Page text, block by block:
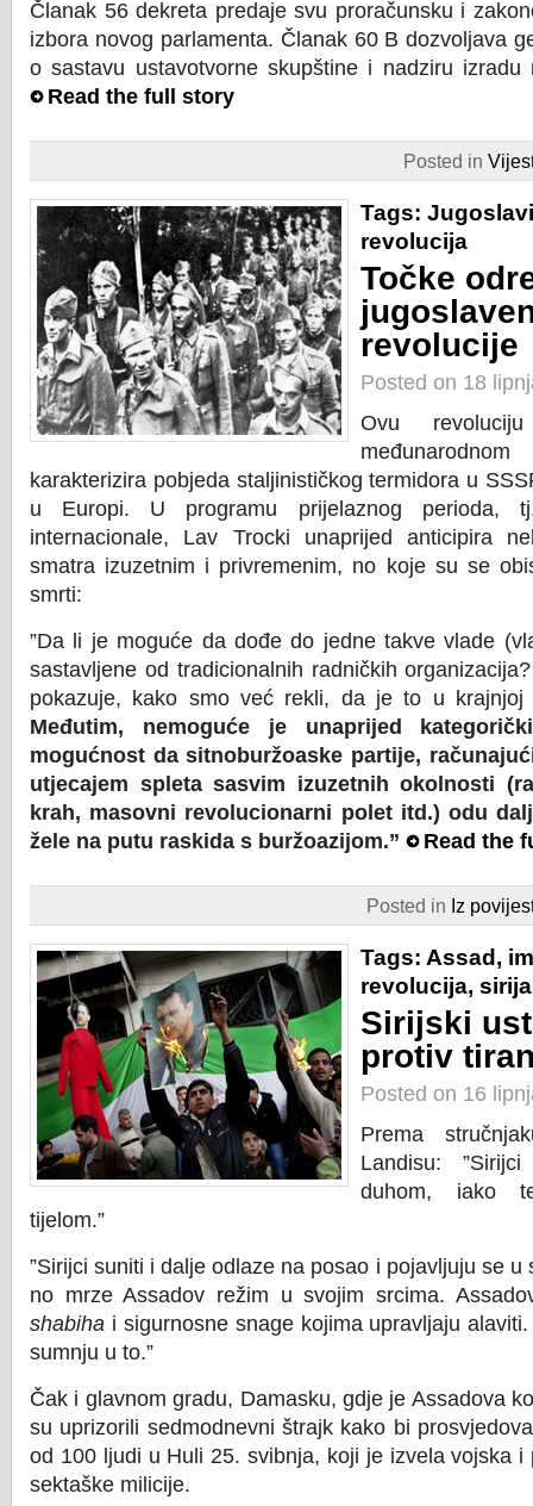
Članak 56 dekreta predaje svu proračunsku i
izbora novog parlamenta. Članak 60 B dozvoljava
o sastavu ustavotvorne skupštine i nadziru izradu
Read the full story
Posted in
Tags:
revolucija
Točke
revolucije
Posted on 18
Ovu
karakterizira pobjeda staljinističkog termidora u
u Europi. U programu prijelaznog perioda,
internacionale, Lav Trocki unaprijed anticipira
smatra izuzetnim i privremenim, no koje su se
smrti:
”Da li je moguće da dođe do jedne takve vlade
sastavljene od tradicionalnih radničkih
pokazuje, kako smo već rekli, da je to u krajnjoj
Međutim, nemoguće je unaprijed
mogućnost da sitnoburžoaske partije,
utjecajem spleta sasvim izuzetnih okolnosti
krah, masovni revolucionarni polet itd.) odu
žele na putu raskida s buržoazijom.”
Read the
Posted in Iz
Tags: Assad ,
revolucija, sirija
Sirijski
protiv
Posted on 16
Prema
Landisu:
duhom, iako
tijelom.”
”Sirijci suniti i dalje odlaze na posao i pojavljuju se u
no mrze Assadov režim u svojim srcima.
shabiha i sigurnosne snage kojima upravljaju
sumnju u to.”
Čak i glavnom gradu, Damasku, gdje je Assadova
su uprizorili sedmodnevni štrajk kako bi
od 100 ljudi u Huli 25. svibnja, koji je izvela vojska i
sektaške milicije.